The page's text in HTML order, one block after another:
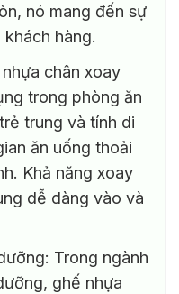
nó mang đến sự
hàng.
chân xoay
trong phòng ăn
trung và tính di
ăn uống thoải
Khả năng xoay
dễ dàng vào và
Trong ngành
ghế nhựa